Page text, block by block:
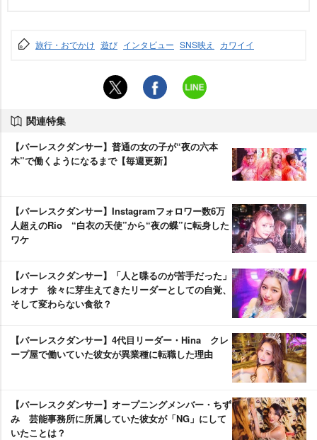
旅行・おでかけ 遊び インタビュー SNS映え カワイイ
関連特集
【バーレスクダンサー】普通の女の子が“夜の六本
木”で働くようになるまで【毎週更新】
【バーレスクダンサー】Instagramフォロワー数6万
人超えのRio “白衣の天使”から“夜の蝶”に転身した
ワケ
【バーレスクダンサー】「人と喋るのが苦手だった」
レオナ 徐々に芽生えてきたリーダーとしての自覚、
そして変わらない食欲？
【バーレスクダンサー】4代目リーダー・Hina クレ
ープ屋で働いていた彼女が異業種に転職した理由
【バーレスクダンサー】オープニングメンバー・ちず
み 芸能事務所に所属していた彼女が「NG」にして
いたことは？